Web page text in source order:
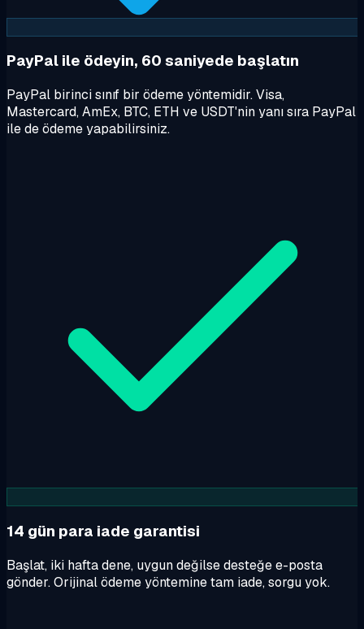
PayPal ile ödeyin, 60 saniyede başlatın
PayPal birinci sınıf bir ödeme yöntemidir. Visa,
Mastercard, AmEx, BTC, ETH ve USDT'nin yanı sıra PayPal
ile de ödeme yapabilirsiniz.
14 gün para iade garantisi
Başlat, iki hafta dene, uygun değilse desteğe e-posta
gönder. Orijinal ödeme yöntemine tam iade, sorgu yok.